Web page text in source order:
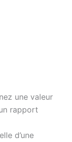
une valeur
rapport
d’une